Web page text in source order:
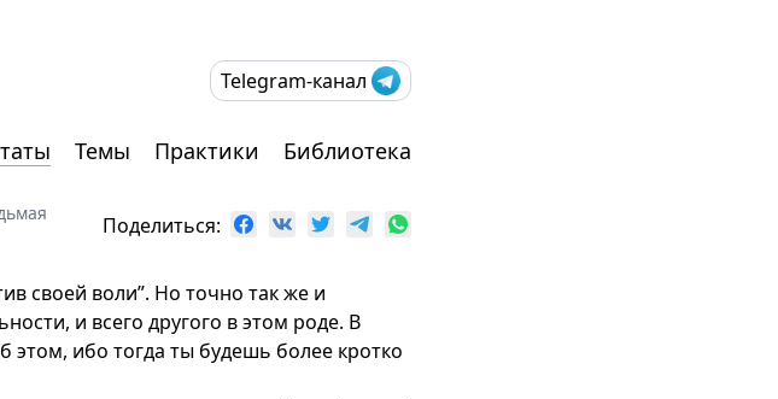
Telegram-канал
Темы Практики Библиотека
Поделиться:
своей воли”. Но точно так же и
и всего другого в этом роде. В
ибо тогда ты будешь более кротко